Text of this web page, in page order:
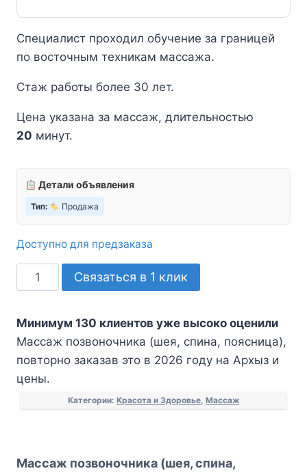
Специалист проходил обучение за границей
по восточным техникам массажа.
Стаж работы более 30 лет.
Цена указана за массаж, длительностью
20 минут.
Детали объявления
Тип: Продажа
Доступно для предзаказа
Количество
товара
позвоночника
(шея,
спина,
поясница)
Связаться в 1 клик
Минимум 130 клиентов уже высоко оценили
Массаж позвоночника (шея, спина, поясница),
повторно заказав это в 2026 году на Архыз и
цены.
Категории: Красота и Здоровье Массаж
Массаж позвоночника (шея, спина,